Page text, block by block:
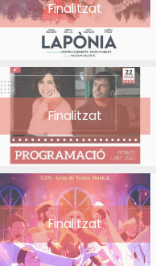
Finalitzat
Finalitzat
Finalitzat